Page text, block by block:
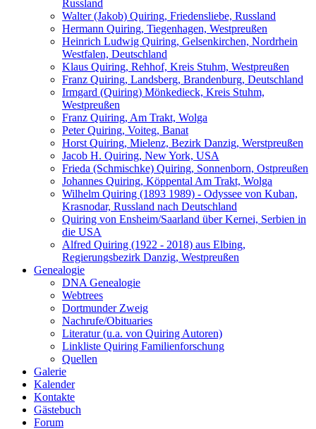
Russland
Walter (Jakob) Quiring, Friedensliebe, Russland
Hermann Quiring, Tiegenhagen, Westpreußen
Heinrich Ludwig Quiring, Gelsenkirchen, Nordrhein
Westfalen, Deutschland
Klaus Quiring, Rehhof, Kreis Stuhm, Westpreußen
Franz Quiring, Landsberg, Brandenburg, Deutschland
Irmgard (Quiring) Mönkedieck, Kreis Stuhm,
Westpreußen
Franz Quiring, Am Trakt, Wolga
Peter Quiring, Voiteg, Banat
Horst Quiring, Mielenz, Bezirk Danzig, Werstpreußen
Jacob H. Quiring, New York, USA
Frieda (Schmischke) Quiring, Sonnenborn, Ostpreußen
Johannes Quiring, Köppental Am Trakt, Wolga
Wilhelm Quiring (1893 1989) - Odyssee von Kuban,
Krasnodar, Russland nach Deutschland
Quiring von Ensheim/Saarland über Kernei, Serbien in
die USA
Alfred Quiring (1922 - 2018) aus Elbing,
Regierungsbezirk Danzig, Westpreußen
Genealogie
DNA Genealogie
Webtrees
Dortmunder Zweig
Nachrufe/Obituaries
Literatur (u.a. von Quiring Autoren)
Linkliste Quiring Familienforschung
Quellen
Galerie
Kalender
Kontakte
Gästebuch
Forum